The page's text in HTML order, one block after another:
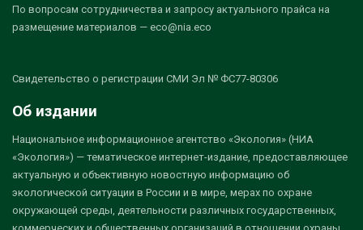
По вопросам сотрудничества и запросу актуального прайса на
размещение материалов — eco@nia.eco
Свидетельство о регистрации СМИ Эл № ФС77-80306
Об издании
Национальное информационное агентство «Экология» (НИА
«Экология») — тематическое интернет-издание, предоставляющее
актуальную и объективную новостную информацию об
экологической ситуации в России и в мире, мерах по охране
окружающей среды, деятельности различных государственных,